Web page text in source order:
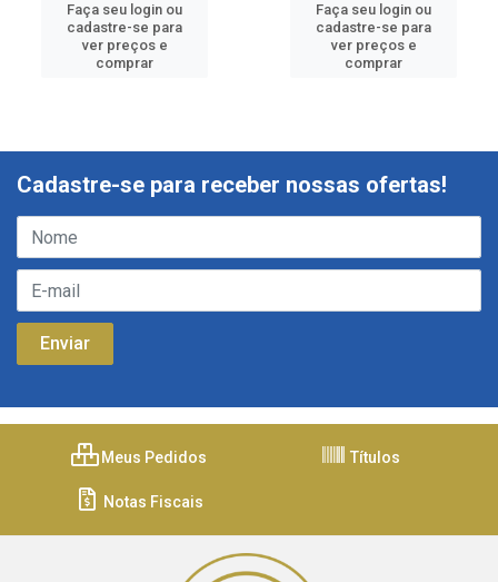
Faça seu login ou
cadastre-se para
ver preços e
comprar
Faça seu login ou
cadastre-se para
ver preços e
comprar
Cadastre-se para receber nossas ofertas!
Meus Pedidos Títulos
Notas Fiscais